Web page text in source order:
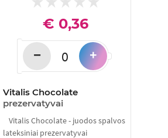
Vitalis Chocolate
prezervatyvai
€ 0,36
− +
Vitalis Chocolate - juodos spalvos
lateksiniai prezervatyvai